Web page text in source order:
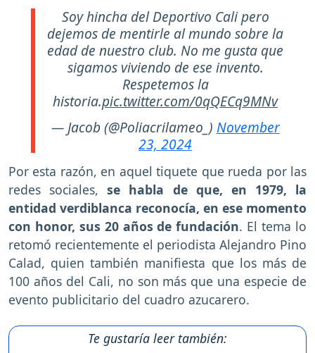
Soy hincha del Deportivo Cali pero
dejemos de mentirle al mundo sobre la
edad de nuestro club. No me gusta que
sigamos viviendo de ese invento.
Respetemos la
historia.pic.twitter.com/0qQECq9MNv
— Jacob (@Poliacrilameo_) November
23, 2024
Por esta razón, en aquel tiquete que rueda por las
redes sociales,se habla de que, en 1979, la
entidad verdiblanca reconocía, en ese momento
con honor, sus 20 años de fundación. El tema lo
retomó recientemente el periodista Alejandro Pino
Calad, quien también manifiesta que los más de
100 años del Cali, no son más que una especie de
evento publicitario del cuadro azucarero.
Te gustaría leer también: